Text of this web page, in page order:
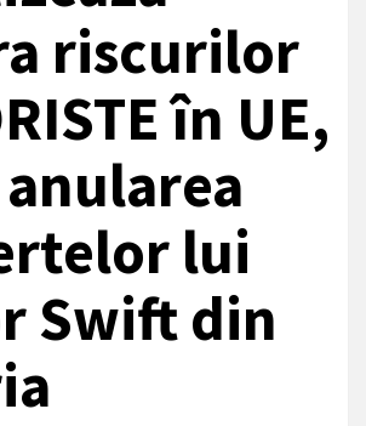
riscurilor
în UE,
lui
Swift din